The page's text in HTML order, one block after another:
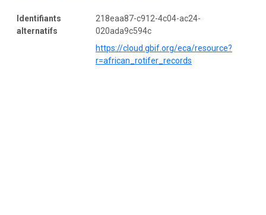
Identifiants
alternatifs
218eaa87-c912-4c04-ac24-
020ada9c594c
https://cloud.gbif.org/eca/resource?
r=african_rotifer_records